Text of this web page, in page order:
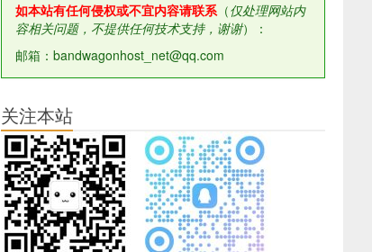
如本站有任何侵权或不宜内容请联系（仅处理网站内
容相关问题，不提供任何技术支持，谢谢）：
邮箱：bandwagonhost_net@qq.com
关注本站